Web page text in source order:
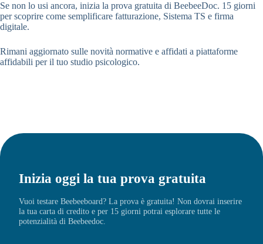
Se non lo usi ancora, inizia la prova gratuita di BeebeeDoc. 15 giorni
per scoprire come semplificare fatturazione, Sistema TS e firma
digitale.
Rimani aggiornato sulle novità normative e affidati a piattaforme
affidabili per il tuo studio psicologico.
Inizia oggi la tua prova gratuita
Vuoi testare Beebeeboard? La prova è gratuita! Non dovrai inserire
la tua carta di credito e per 15 giorni potrai esplorare tutte le
potenzialità di Beebeedoc.